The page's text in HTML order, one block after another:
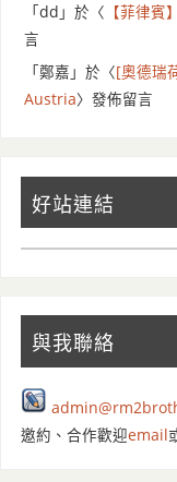
「dd 」於〈 【菲律
言
「鄭嘉 」於〈[奧德瑞
Austria〉發佈留言
好站連結
與我聯絡
邀約、合作歡迎email